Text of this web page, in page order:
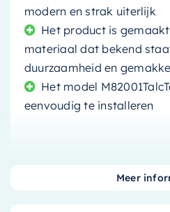
modern en strak uiterlijk
Het product is
materiaal dat bekend
duurzaamheid en
Het model
eenvoudig te installeren
Meer